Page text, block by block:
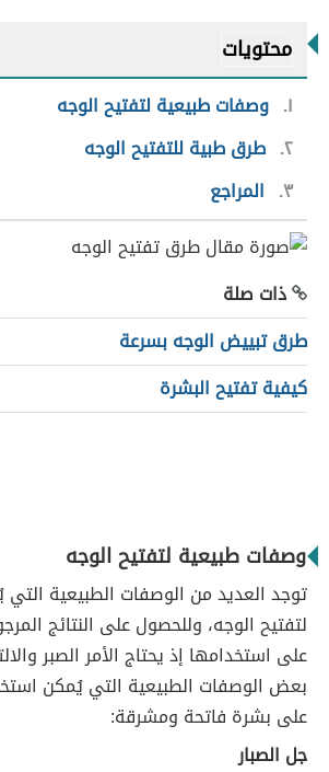
محتويات
١ وصفات طبيعية لتفتيح الوجه
٢ طرق طبية للتفتيح الوجه
٣
المراجع
ذات صلة
طرق تبييض الوجه بسرعة
كيفية تفتيح البشرة
وصفات طبيعية لتفتيح الوجه
توجد العديد من الوصفات الطبيعية
لتفتيح الوجه، وللحصول على النتائج
على استخدامها إذ يحتاج الأمر الصبر
بعض الوصفات الطبيعية التي يُمكن
على بشرة فاتحة ومشرقة:
جل الصبار